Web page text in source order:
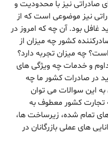
صادراتی نیز با محدودیت و
نیز موضوعی است که از
غافل بود. آن چه که امروز در
کشور چه میزان از
چه میزان تجربه دارد؟
و خدمات چه ویژگی های
در صادرات کشور ما چه
به این سوالات می توان
تجارت کشور معطوف به
تمام شده، زیرساخت ها،
های عملی بازرگانان در